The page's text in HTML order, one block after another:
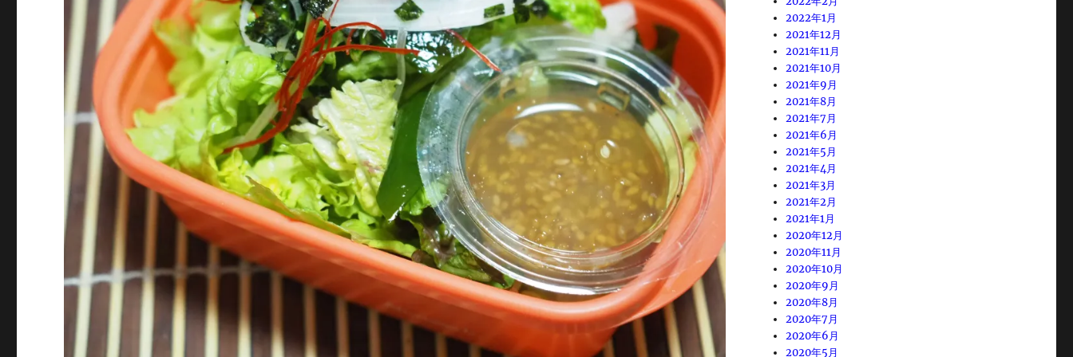
2022年1月
2021年12月
2021年11月
2021年10月
2021年9月
2021年8月
2021年7月
2021年6月
2021年5月
2021年4月
2021年3月
2021年2月
2021年1月
2020年12月
2020年11月
2020年10月
2020年9月
2020年8月
2020年7月
2020年6月
2020年5月